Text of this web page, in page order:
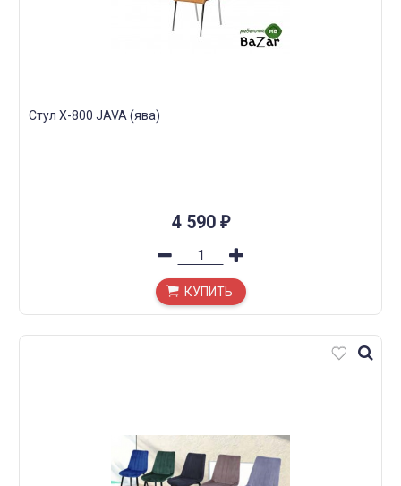
Стул X-800 JAVA (ява)
4 590 ₽
КУПИТЬ